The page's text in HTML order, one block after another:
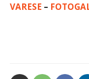
VARESE –